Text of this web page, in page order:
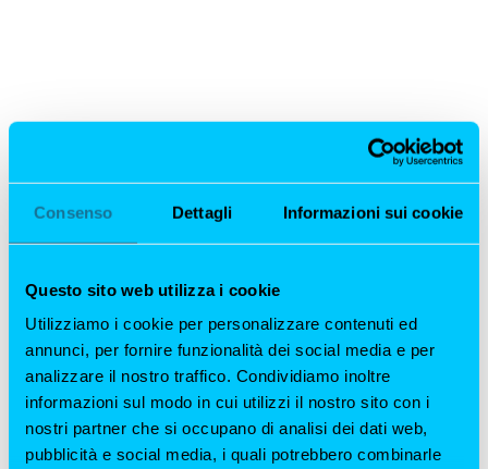
Consenso Dettagli Informazioni sui cookie
Questo sito web utilizza i cookie
Utilizziamo i cookie per personalizzare contenuti ed
annunci, per fornire funzionalità dei social media e per
analizzare il nostro traffico. Condividiamo inoltre
informazioni sul modo in cui utilizzi il nostro sito con i
nostri partner che si occupano di analisi dei dati web,
pubblicità e social media, i quali potrebbero combinarle